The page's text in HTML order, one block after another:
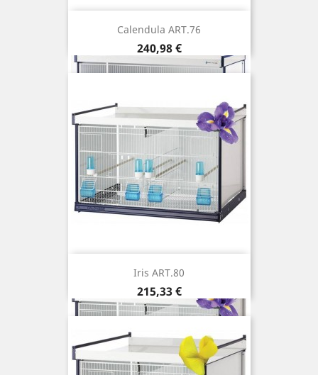
Calendula ART.76
Prix
240,98 €
Iris ART.80
Prix
215,33 €